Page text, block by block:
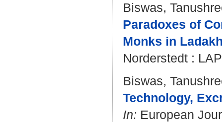
Biswas,
Paradoxes of
Monks in
Norderstedt :
Biswas,
Technology,
In: European